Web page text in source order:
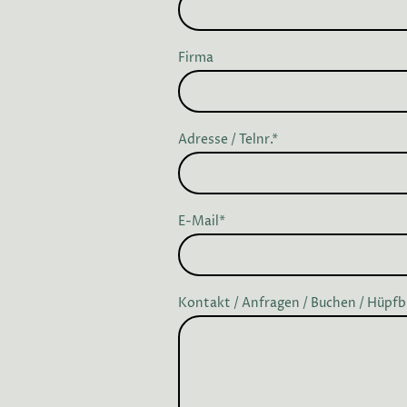
Firma
Adresse / Telnr.*
E-Mail *
Kontakt / Anfragen / Buchen /